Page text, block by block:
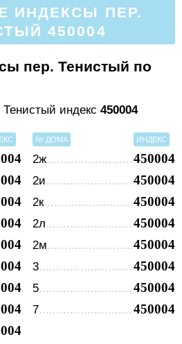
ИНДЕКСЫ ПЕР.
450004
пер. Тенистый по
индекс 450004
№ ДОМА ИНДЕКС
2ж 450004
2и 450004
2к 450004
2л 450004
2м 450004
3 450004
5 450004
7 450004